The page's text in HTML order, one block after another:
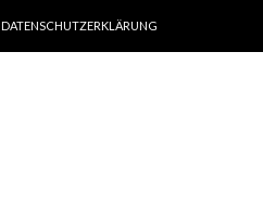
DATENSCHUTZERKLÄRUNG